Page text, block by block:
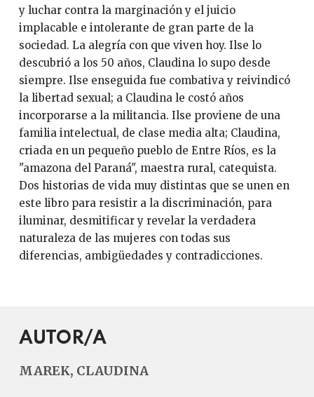
y luchar contra la marginación y el juicio
implacable e intolerante de gran parte de la
sociedad. La alegría con que viven hoy. Ilse lo
descubrió a los 50 años, Claudina lo supo desde
siempre. Ilse enseguida fue combativa y reivindicó
la libertad sexual; a Claudina le costó años
incorporarse a la militancia. Ilse proviene de una
familia intelectual, de clase media alta; Claudina,
criada en un pequeño pueblo de Entre Ríos, es la
"amazona del Paraná", maestra rural, catequista.
Dos historias de vida muy distintas que se unen en
este libro para resistir a la discriminación, para
iluminar, desmitificar y revelar la verdadera
naturaleza de las mujeres con todas sus
diferencias, ambigüedades y contradicciones.
AUTOR/A
MAREK, CLAUDINA